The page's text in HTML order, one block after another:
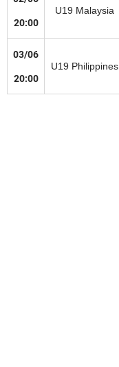
20:00
U19 Malaysia
03/06
20:00
U19 Philippines